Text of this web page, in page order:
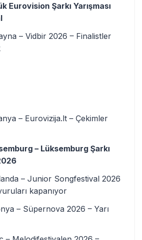
Eurovision Şarkı Yarışması
– Vidbir 2026 – Finalistler
– Eurovizija.lt – Çekimler
– Lüksemburg Şarkı
– Junior Songfestival 2026
kapanıyor
– Süpernova 2026 – Yarı